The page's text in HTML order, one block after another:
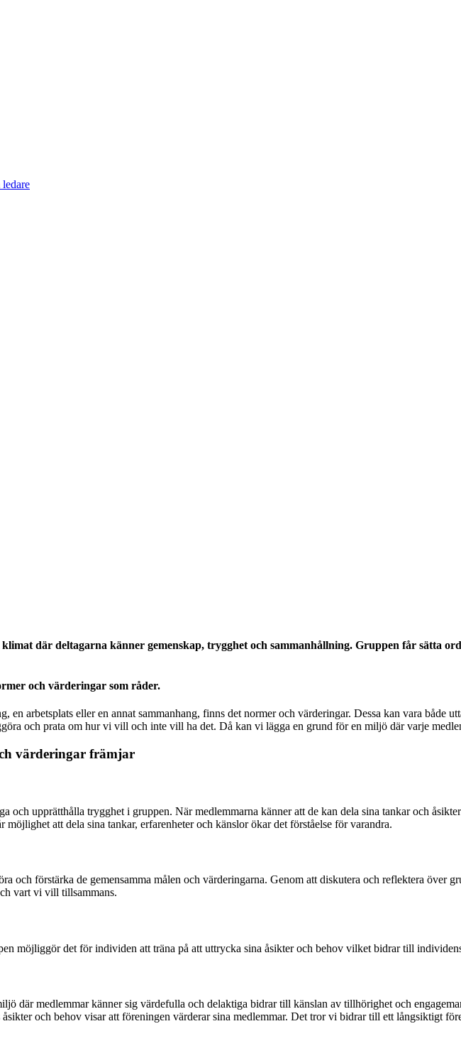
där deltagarna känner gemenskap, trygghet och sammanhållning. Gruppen får sätta ord
och värderingar som råder.
en arbetsplats eller en annat sammanhang, finns det normer och värderingar. Dessa kan vara både
och prata om hur vi vill och inte vill ha det. Då kan vi lägga en grund för en miljö där varje
värderingar främjar
och upprätthålla trygghet i gruppen. När medlemmarna känner att de kan dela sina tankar och
möjlighet att dela sina tankar, erfarenheter och känslor ökar det förståelse för varandra.
och förstärka de gemensamma målen och värderingarna. Genom att diskutera och reflektera över
vart vi vill tillsammans.
möjliggör det för individen att träna på att uttrycka sina åsikter och behov vilket bidrar till
där medlemmar känner sig värdefulla och delaktiga bidrar till känslan av tillhörighet och
och behov visar att föreningen värderar sina medlemmar. Det tror vi bidrar till ett långsiktigt